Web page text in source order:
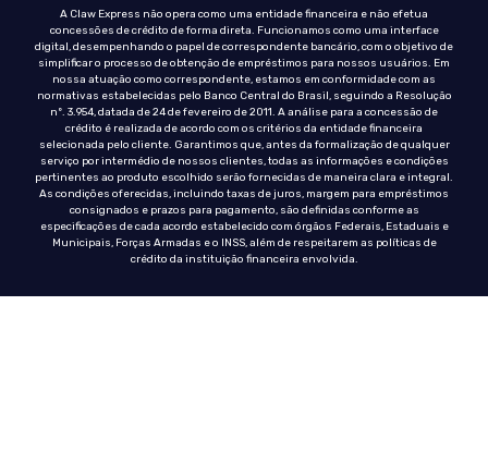
A Claw Express não opera como uma entidade financeira e não efetua
concessões de crédito de forma direta. Funcionamos como uma interface
digital, desempenhando o papel de correspondente bancário, com o objetivo de
simplificar o processo de obtenção de empréstimos para nossos usuários. Em
nossa atuação como correspondente, estamos em conformidade com as
normativas estabelecidas pelo Banco Central do Brasil, seguindo a Resolução
nº. 3.954, datada de 24 de fevereiro de 2011. A análise para a concessão de
crédito é realizada de acordo com os critérios da entidade financeira
selecionada pelo cliente. Garantimos que, antes da formalização de qualquer
serviço por intermédio de nossos clientes, todas as informações e condições
pertinentes ao produto escolhido serão fornecidas de maneira clara e integral.
As condições oferecidas, incluindo taxas de juros, margem para empréstimos
consignados e prazos para pagamento, são definidas conforme as
especificações de cada acordo estabelecido com órgãos Federais, Estaduais e
Municipais, Forças Armadas e o INSS, além de respeitarem as políticas de
crédito da instituição financeira envolvida.